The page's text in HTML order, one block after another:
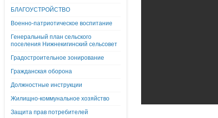
БЛАГОУСТРОЙСТВО
Военно-патриотическое воспитание
Генеральный план сельского
поселения Нижнекигинский сельсовет
Градостроительное зонирование
Гражданская оборона
Должностные инструкции
Жилищно-коммунальное хозяйство
Защита прав потребителей